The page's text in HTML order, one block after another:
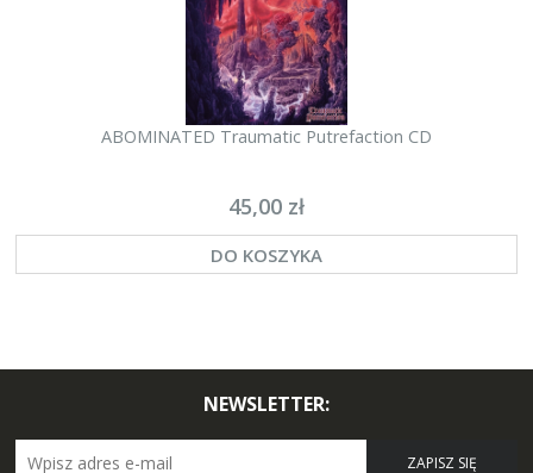
ABOMINATED Traumatic Putrefaction CD
45,00 zł
DO KOSZYKA
NEWSLETTER:
ZAPISZ SIĘ